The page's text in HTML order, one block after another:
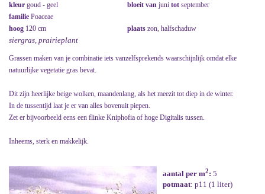
kleur goud - geel bloeit van juni tot september
familie Poaceae
hoog 120 cm plaats zon, halfschaduw
siergras, prairieplant
Grassen maken van je combinatie iets vanzelfsprekends waarschijnlijk omdat elke
natuurlijke vegetatie gras bevat.
Dit zijn heerlijke beige wolken, maandenlang, als het meezit tot diep in de winter.
In de tussentijd laat je er van alles bovenuit piepen.
Zet er bijvoorbeeld eens een flinke Kniphofia of hoge Digitalis tussen.
Inheems, sterk en makkelijk.
aantal per m2: 5
potmaat: p11 (1 liter)